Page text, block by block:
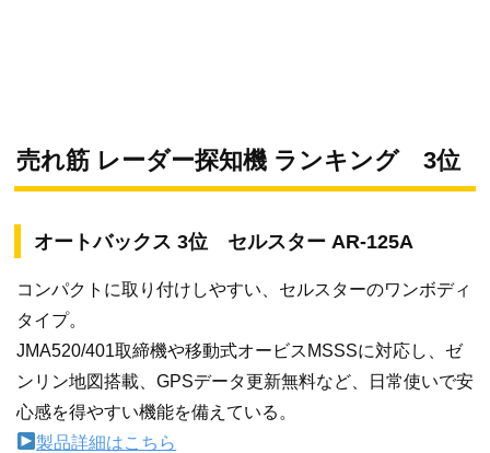
売れ筋 レーダー探知機 ランキング 3位
オートバックス 3位 セルスター AR-125A
コンパクトに取り付けしやすい、セルスターのワンボディ
タイプ。
JMA520/401取締機や移動式オービスMSSSに対応し、ゼ
ンリン地図搭載、GPSデータ更新無料など、日常使いで安
心感を得やすい機能を備えている。
製品詳細はこちら